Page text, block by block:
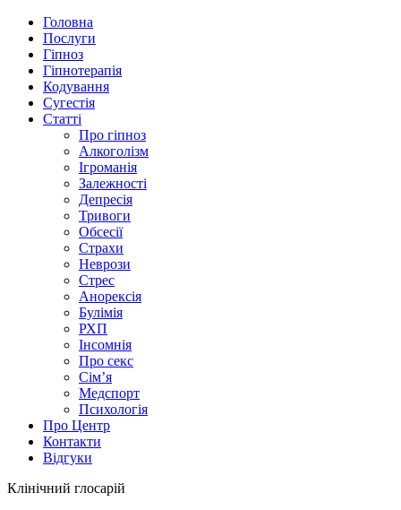
Головна
Послуги
Гіпноз
Гіпнотерапія
Кодування
Сугестія
Статті
Про гіпноз
Алкоголізм
Ігроманія
Залежності
Депресія
Тривоги
Обсесії
Страхи
Неврози
Стрес
Анорексія
Булімія
РХП
Інсомнія
Про секс
Сім’я
Медспорт
Психологія
Про Центр
Контакти
Відгуки
Клінічний глосарій